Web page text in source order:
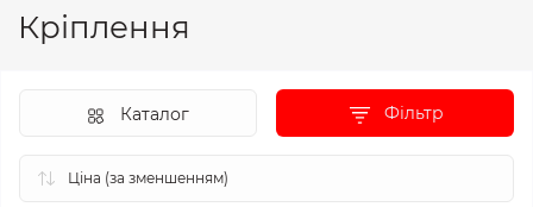
Кріплення
Каталог Фільтр